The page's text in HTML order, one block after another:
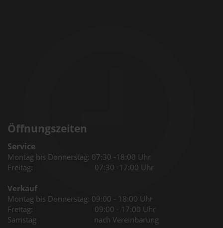
Öffnungszeiten
Service
Montag bis Donnerstag: 07:30 -18:00 Uhr
Freitag: 07:30 -17:00 Uhr
Verkauf
Montag bis Donnerstag: 09:00 - 18:00 Uhr
Freitag: 09:00 - 17:00 Uhr
Samstag nach Vereinbarung